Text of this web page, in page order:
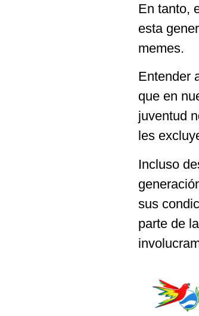
En tanto,
esta
memes.
Entender
que en
juventud
les
Incluso
sus
parte de